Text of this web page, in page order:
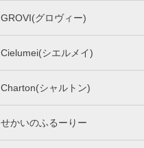
GROVI(グロヴィー)
Cielumei(シエルメイ)
Charton(シャルトン)
せかいのふるーりー